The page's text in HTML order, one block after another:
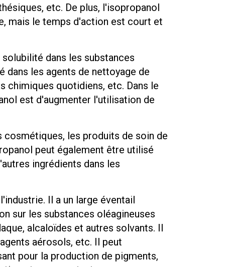
etc. De plus, l'isopropanol
mais le temps d'action est court et
dans les substances
les agents de nettoyage de
chimiques quotidiens, etc. Dans le
est d'augmenter l'utilisation de
les produits de soin de
peut également être utilisé
ingrédients dans les
Il a un large éventail
sur les substances oléagineuses
alcaloïdes et autres solvants. Il
aérosols, etc. Il peut
pour la production de pigments,